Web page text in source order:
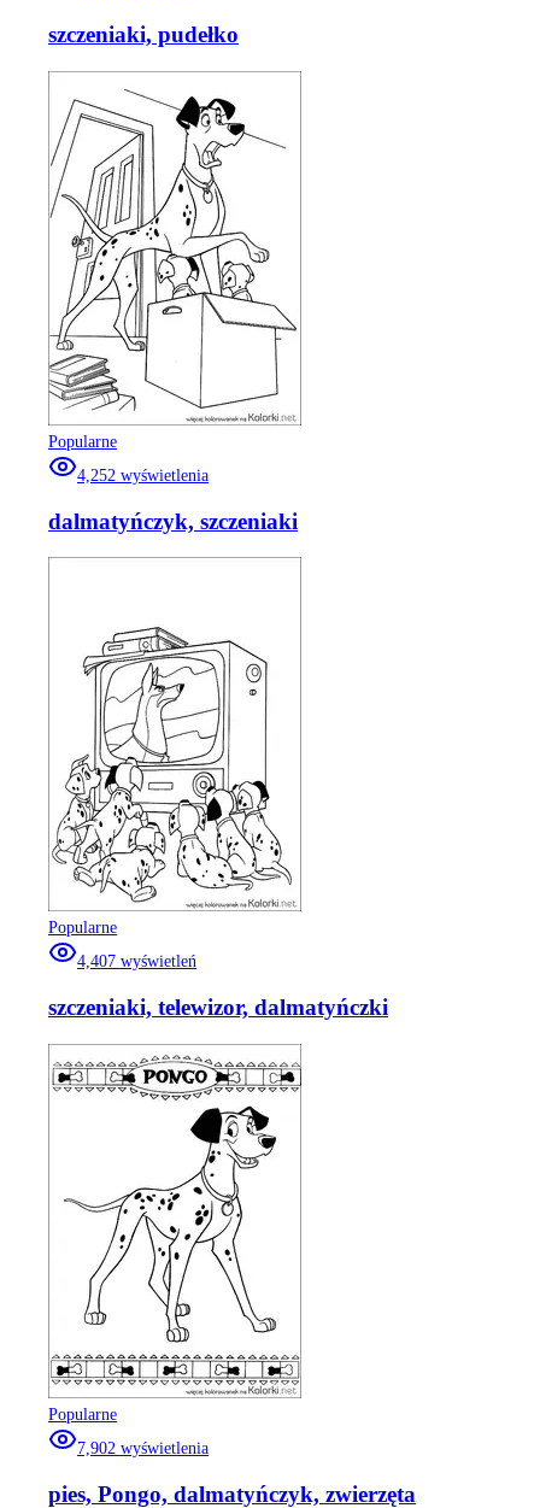
szczeniaki, pudełko
Popularne
4,252 wyświetlenia
dalmatyńczyk, szczeniaki
Popularne
4,407 wyświetleń
szczeniaki, telewizor, dalmatyńczki
Popularne
7,902 wyświetlenia
pies, Pongo, dalmatyńczyk, zwierzęta